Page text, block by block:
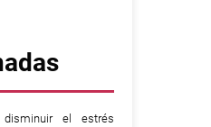
disminuir el estrés